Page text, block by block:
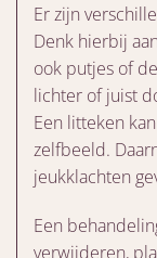
Er zijn
Denk hierbij
ook putjes of
lichter of juist
Een litteken
zelfbeeld.
jeukklachten
Een
verwijderen,